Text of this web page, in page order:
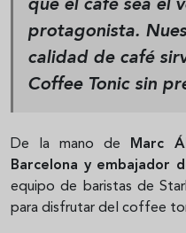
que el café sea el
protagonista.
calidad de café
Coffee Tonic sin
De la mano de Marc
Barcelona y embajador
equipo de baristas de
para disfrutar del coffee